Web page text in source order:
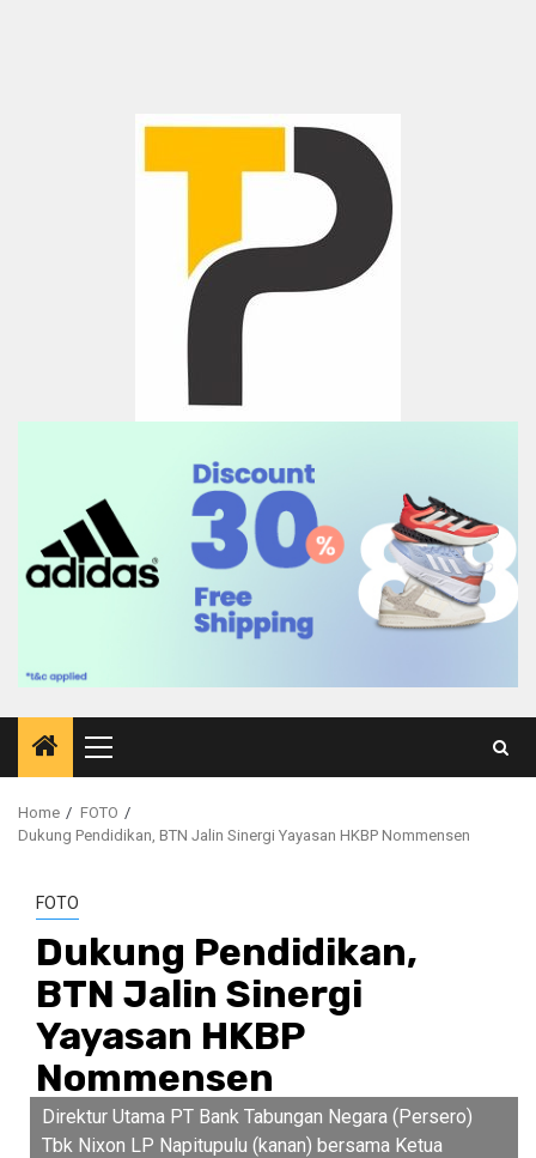
Primary
Menu
Home
FOTO
Dukung Pendidikan, BTN Jalin Sinergi Yayasan HKBP Nommensen
FOTO
Dukung Pendidikan,
BTN Jalin Sinergi
Yayasan HKBP
Nommensen
Direktur Utama PT Bank Tabungan Negara (Persero)
Tbk Nixon LP Napitupulu (kanan) bersama Ketua